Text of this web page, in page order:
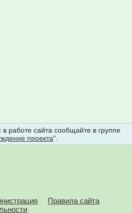
работе сайта сообщайте в группе
проекта".
Правила сайта